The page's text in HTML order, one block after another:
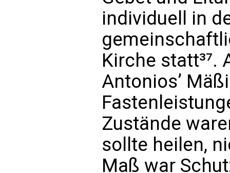
individuell in
Kirche statt³⁷.
Antonios’
Zustände
sollte heilen,
Maß war